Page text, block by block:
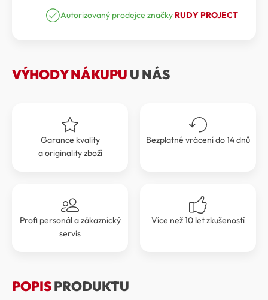
byla:
je:
Autorizovaný prodejce značky RUDY PROJECT
VÝHODY NÁKUPU U NÁS
Garance kvality
a originality zboží
Bezplatné vrácení do 14 dnů
Profi personál a zákaznický
servis
Více než 10 let zkušeností
POPISPRODUKTU